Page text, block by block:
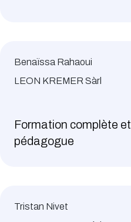
Benaïssa Rahaoui
LEON KREMER Sàrl
Formation complète
pédagogue
Tristan Nivet